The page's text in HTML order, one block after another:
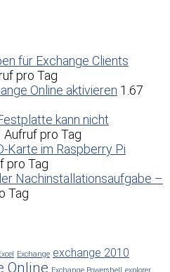
für Exchange Clients
pro Tag
Online aktivieren 1.67
kann nicht
Aufruf pro Tag
Karte im Raspberry Pi
pro Tag
Nachinstallationsaufgabe –
Tag
Exchange exchange 2010
Online Exchange Powershell explorer